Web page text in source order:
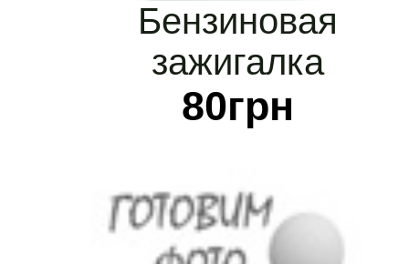
80грн
Бензиновая
зажигалка
серебристая для